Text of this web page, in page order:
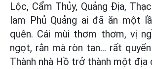
Lộc, Cẩm Thủy, Quảng Địa,
lam Phủ Quảng ai đã ăn một
quên. Cái mùi thơm thơm, vị
ngọt, rắn mà ròn tan... rất
Thành nhà Hồ trở thành một địa